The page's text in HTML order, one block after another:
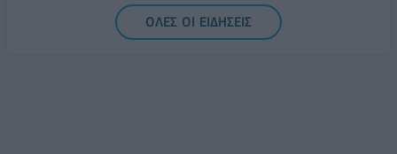
ΟΛΕΣ ΟΙ ΕΙΔΗΣΕΙΣ